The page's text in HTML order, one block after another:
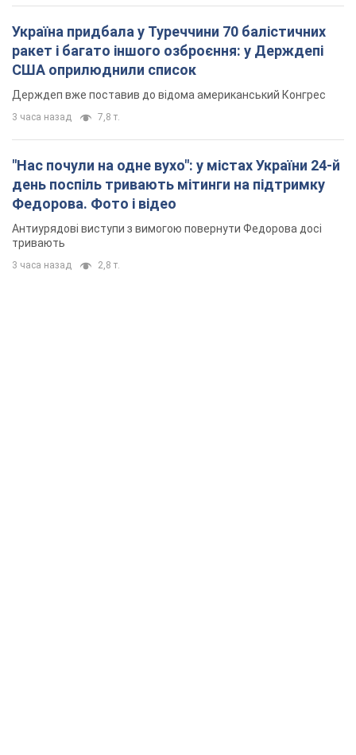
Україна придбала у Туреччини 70 балістичних
ракет і багато іншого озброєння: у Держдепі
США оприлюднили список
Держдеп вже поставив до відома американський Конгрес
3 часа назад 7,8 т.
"Нас почули на одне вухо": у містах України 24-й
день поспіль тривають мітинги на підтримку
Федорова. Фото і відео
Антиурядові виступи з вимогою повернути Федорова досі
тривають
3 часа назад 2,8 т.